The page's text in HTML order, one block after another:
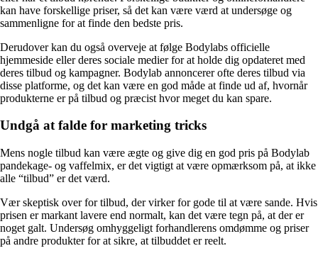
kan have forskellige priser, så det kan være værd at undersøge og
sammenligne for at finde den bedste pris.
Derudover kan du også overveje at følge Bodylabs officielle
hjemmeside eller deres sociale medier for at holde dig opdateret med
deres tilbud og kampagner. Bodylab annoncerer ofte deres tilbud via
disse platforme, og det kan være en god måde at finde ud af, hvornår
produkterne er på tilbud og præcist hvor meget du kan spare.
Undgå at falde for marketing tricks
Mens nogle tilbud kan være ægte og give dig en god pris på Bodylab
pandekage- og vaffelmix, er det vigtigt at være opmærksom på, at ikke
alle “tilbud” er det værd.
Vær skeptisk over for tilbud, der virker for gode til at være sande. Hvis
prisen er markant lavere end normalt, kan det være tegn på, at der er
noget galt. Undersøg omhyggeligt forhandlerens omdømme og priser
på andre produkter for at sikre, at tilbuddet er reelt.